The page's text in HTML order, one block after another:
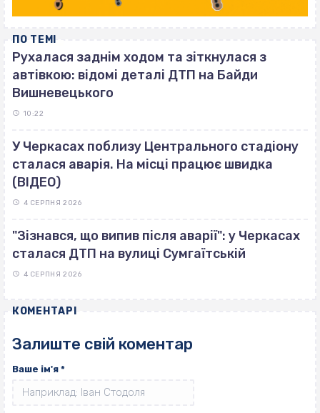
ПО ТЕМІ
Рухалася заднім ходом та зіткнулася з
автівкою: відомі деталі ДТП на Байди
Вишневецького
10:22
У Черкасах поблизу Центрального стадіону
сталася аварія. На місці працює швидка
(ВІДЕО)
4 СЕРПНЯ 2026
"Зізнався, що випив після аварії": у Черкасах
сталася ДТП на вулиці Сумгаїтській
4 СЕРПНЯ 2026
КОМЕНТАРІ
Залиште свій коментар
Ваше ім'я *